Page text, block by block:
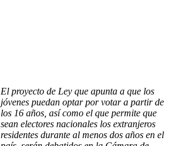
El proyecto de Ley que apunta a que los
jóvenes puedan optar por votar a partir de
los 16 años, así como el que permite que
sean electores nacionales los extranjeros
residentes durante al menos dos años en el